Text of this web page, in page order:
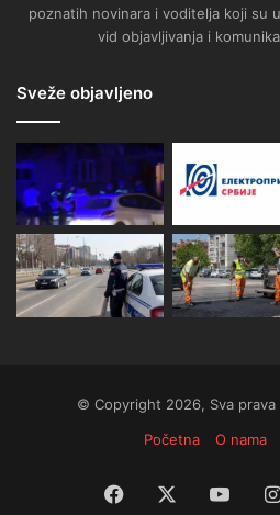
poznatih novinara i voditelja koji su
vid objavljivanja i
Sveže objavljeno
© Copyright 2026, Sva
Početna
O nama
Facebook